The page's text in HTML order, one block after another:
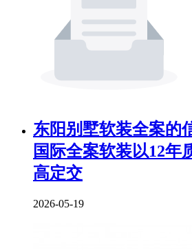
东阳别墅软装全案的
国际全案软装以12年
高定交
2026-05-19